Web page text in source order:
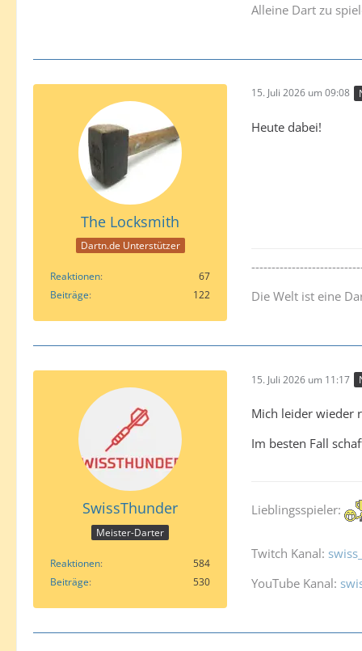
Alleine Dart zu
The Locksmith
Dartn.de Unterstützer
Reaktionen
67
Beiträge
122
15. Juli 2026 um 09:08
Heute dabei!
Die Welt ist eine
SwissThunder
Meister-Darter
Reaktionen
584
Beiträge
530
15. Juli 2026 um 11:17
Mich leider wieder
Im besten Fall
Lieblingsspieler:
Twitch Kanal:
YouTube Kanal: